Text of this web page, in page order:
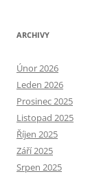
ARCHIVY
Únor 2026
Leden 2026
Prosinec 2025
Listopad 2025
Říjen 2025
Září 2025
Srpen 2025